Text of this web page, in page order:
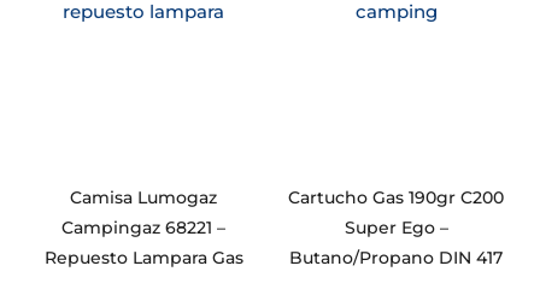
Camisa Lumogaz
Campingaz 68221 –
Repuesto Lampara Gas
Cartucho Gas 190gr C200
Super Ego –
Butano/Propano DIN 417